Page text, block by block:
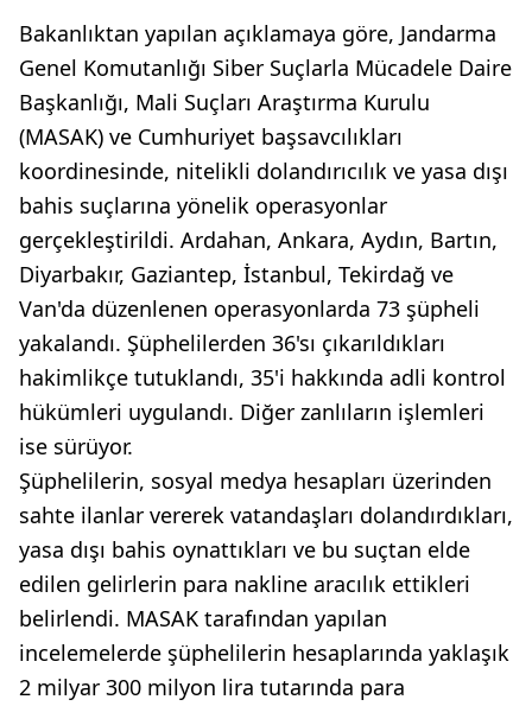
Bakanlıktan yapılan açıklamaya göre, Jandarma
Genel Komutanlığı Siber Suçlarla Mücadele Daire
Başkanlığı, Mali Suçları Araştırma Kurulu
(MASAK) ve Cumhuriyet başsavcılıkları
koordinesinde, nitelikli dolandırıcılık ve yasa dışı
bahis suçlarına yönelik operasyonlar
gerçekleştirildi. Ardahan, Ankara, Aydın, Bartın,
Diyarbakır, Gaziantep, İstanbul, Tekirdağ ve
Van'da düzenlenen operasyonlarda 73 şüpheli
yakalandı. Şüphelilerden 36'sı çıkarıldıkları
hakimlikçe tutuklandı, 35'i hakkında adli kontrol
hükümleri uygulandı. Diğer zanlıların işlemleri
ise sürüyor.
Şüphelilerin, sosyal medya hesapları üzerinden
sahte ilanlar vererek vatandaşları dolandırdıkları,
yasa dışı bahis oynattıkları ve bu suçtan elde
edilen gelirlerin para nakline aracılık ettikleri
belirlendi. MASAK tarafından yapılan
incelemelerde şüphelilerin hesaplarında yaklaşık
2 milyar 300 milyon lira tutarında para